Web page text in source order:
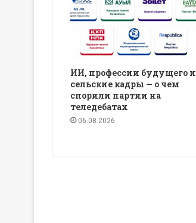
ИИ, профессии будущего и
сельские кадры — о чем
спорили партии на
теледебатах
06.08.2026